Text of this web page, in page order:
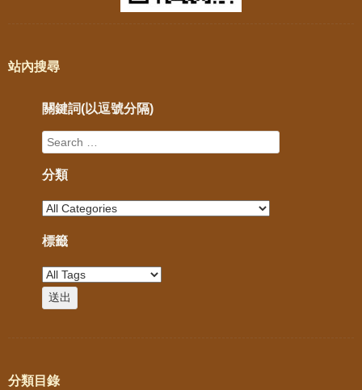
站內搜尋
關鍵詞(以逗號分隔)
分類
標籤
分類目錄